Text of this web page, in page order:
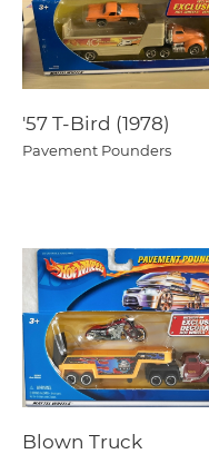
'57 T-Bird (1978)
Pavement Pounders
Blown Truck